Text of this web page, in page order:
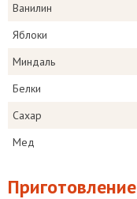
Ванилин
Яблоки
Миндаль
Белки
Сахар
Мед
Приготовление